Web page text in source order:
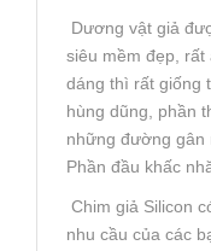
Dương vật giả
siêu mềm đẹp,
dáng thì rất giống
hùng dũng, phần
những đường gân
Phần đầu khấc
Chim giả Silicon
nhu cầu của các